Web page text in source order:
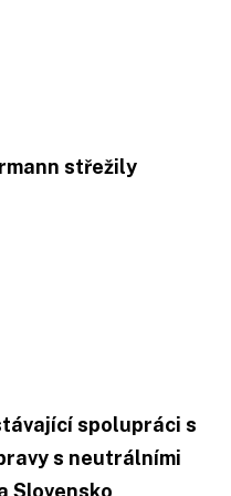
střežily
spolupráci s
s neutrálními
Slovensko